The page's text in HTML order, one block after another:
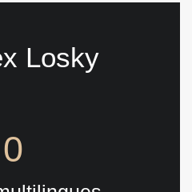
Losky
0